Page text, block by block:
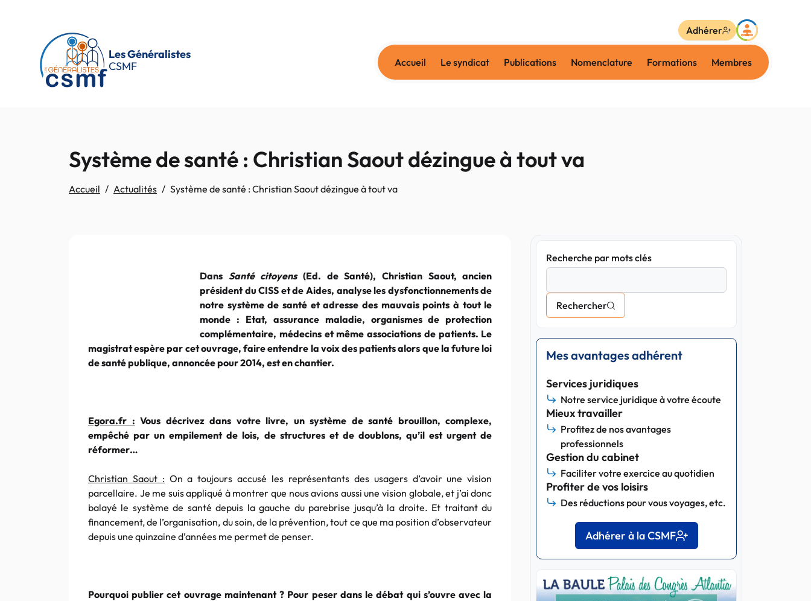
Les Généralistes
CSMF
Accueil Le syndicat Publications Nomenclature Formations Membres
Adhérer
Système de santé : Christian Saout dézingue à tout va
Accueil Actualités Système de santé : Christian Saout dézingue à tout va
Dans Santé citoyens(Ed. de Santé), Christian Saout, ancien
président du CISS et de Aides, analyse les dysfonctionnements de
notre système de santé et adresse des mauvais points à tout le
monde : Etat, assurance maladie, organismes de protection
complémentaire, médecins et même associations de patients. Le
magistrat espère par cet ouvrage, faire entendre la voix des patients alors que la future loi
de santé publique, annoncée pour 2014, est en chantier.
Egora.fr : Vous décrivez dans votre livre, un système de santé brouillon, complexe,
empêché par un empilement de lois, de structures et de doublons, qu’il est urgent de
réformer…
Christian Saout :On a toujours accusé les représentants des usagers d’avoir une vision
parcellaire. Je me suis appliqué à montrer que nous avions aussi une vision globale, et j’ai donc
balayé le système de santé depuis la gauche du parebrise jusqu’à la droite. Et traitant du
financement, de l’organisation, du soin, de la prévention, tout ce que ma position d’observateur
depuis une quinzaine d’années me permet de penser.
Pourquoi publier cet ouvrage maintenant ? Pour peser dans le débat qui s’ouvre avec la
Recherche par mots clés
Rechercher
Mes avantages adhérent
Services juridiques
Notre service juridique à votre écoute
Mieux travailler
Profitez de nos avantages
professionnels
Gestion du cabinet
Faciliter votre exercice au quotidien
Profiter de vos loisirs
Des réductions pour vous voyages, etc.
Adhérer à la CSMF